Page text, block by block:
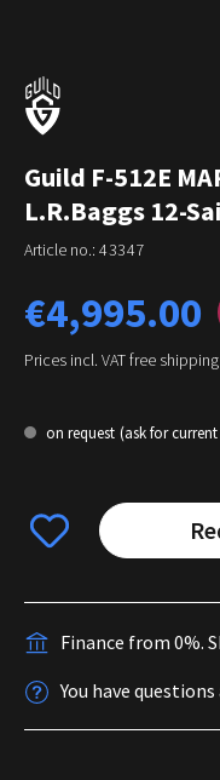
Guild F-512E
L.R.Baggs 12-
Article no.: 43347
Sale price:
€4,995.00
Prices incl. VAT free
on request (ask for
Finance from 0%.
You have